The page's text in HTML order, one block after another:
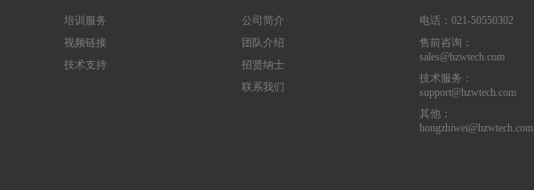
培训服务
视频链接
技术支持
公司简介
团队介绍
招贤纳士
联系我们
电话：021-50550302
售前咨询：
sales@hzwtech.com
技术服务：
support@hzwtech.com
其他：
hongzhiwei@hzwtech.com